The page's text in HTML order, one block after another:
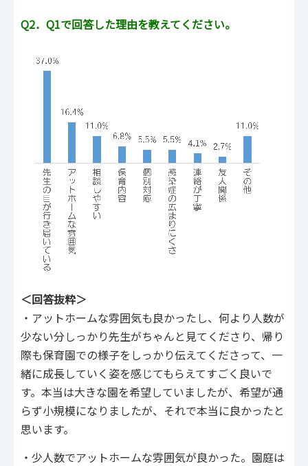
Q2．Q1で回答した理由を教えてください。
＜回答抜粋＞
・アットホームな雰囲気も良かったし、何より人数が
少ない分しっかり先生がちゃんと見てくださり、帰り
際も保育園での様子をしっかり伝えてくださって、一
緒に成長していく姿を感じてもらえてすごく良いで
す。本当は大きな園を希望していましたが、希望が通
らず小規模になりましたが、それで本当に良かったと
思います。
・少人数でアットホームな雰囲気が良かった。園庭は